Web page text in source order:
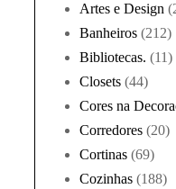
Artes e Design
Banheiros (212)
Bibliotecas. (11)
Closets (44)
Cores na
Corredores (20)
Cortinas (69)
Cozinhas (188)